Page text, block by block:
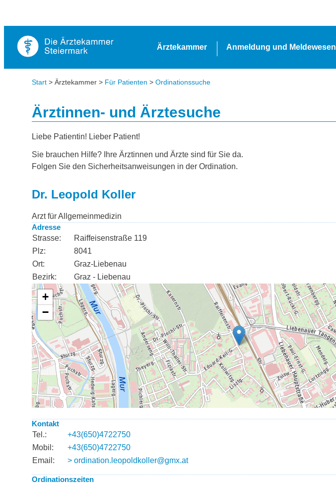
Ärztekammer Anmeldung und Meldewesen
Start > Ärztekammer > Für Patienten > Ordinationssuche
Ärztinnen- und Ärztesuche
Liebe Patientin! Lieber Patient!
Sie brauchen Hilfe? Ihre Ärztinnen und Ärzte sind für Sie da.
Folgen Sie den Sicherheitsanweisungen in der Ordination.
Dr. Leopold Koller
Arzt für Allgemeinmedizin
Adresse
Strasse:
Raiffeisenstraße 119
Plz:
8041
Ort:
Graz-Liebenau
Bezirk:
Graz - Liebenau
Kontakt
Tel.:
+43(650)4722750
Mobil:
+43(650)4722750
Email:
> ordination.leopoldkoller@gmx.at
Ordinationszeiten